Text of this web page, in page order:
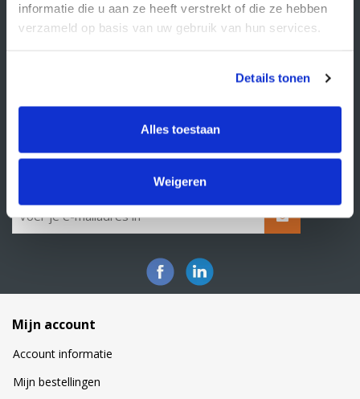
informatie die u aan ze heeft verstrekt of die ze hebben
verzameld op basis van uw gebruik van hun services.
Details tonen
Alles toestaan
Weigeren
Veelgestelde vragen
Privacy statement
Nieuwsbrief
Schrijf je in voor onze nieuwsbrief
Mijn account
Account informatie
Mijn bestellingen